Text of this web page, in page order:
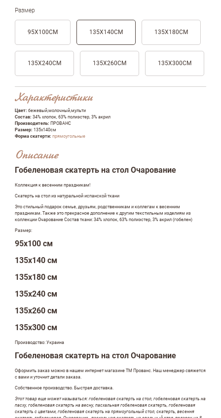
Размер
95X100CМ 135Х140СМ 135Х180СМ
135Х240СМ 135Х260СМ 135Х300СМ
Характеристики
Цвет: бежевый,молочный,мульти
Состав: 34% хлопок, 63% полиэстер, 3% акрил
Производитель: ПРОВАНС
Размер: 135х140см
Форма скатерти: прямоугольные
Описание
Гобеленовая скатерть на стол Очарование
Коллекция к весенним праздникам!
Скатерть на стол из натуральной испанской ткани
Это стильный подарок семье, друзьям, родственникам и коллегам к весенним
праздникам. Также это прекрасное дополнение к другим текстильным изделиям из
коллекции Очарование Состав ткани: 34% хлопок, 63% полиэстер, 3% акрил (гобелен)
Размер:
95х100 см
135х140 см
135х180 см
135х240 см
135х260 см
135х300 см
Производство: Украина
Гобеленовая скатерть на стол Очарование
Оформить заказ можно в нашем интернет магазине ТМ Прованс. Наш менеджер свяжется
с вами и уточнит детали заказа.
Собственное производство. Быстрая доставка.
Этот товар еще может называться: гобеленовая скатерть на стол, гобеленовая скатерть на
пасху, гобеленовая скатерть на весну, пасхальная гобеленовая скатерть, гобеленовая
скатерть с цветами, гобеленовая скатерть на прямоугольный стол, скатерть, весення
Оставить отзыв